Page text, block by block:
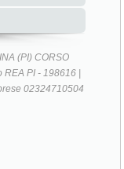
(PI) CORSO
REA PI - 198616 |
02324710504